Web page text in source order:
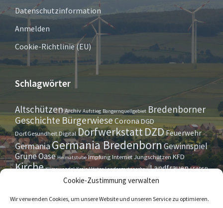
Cookie-Zustimmung verwalten
Wir verwenden Cookies, um unsere Website und unseren Service zu optimieren.
Datenschutzinformation
Anmelden
Cookie-Richtlinie (EU)
Schlagwörter
AltschützenArchiv Aufstieg Bangernquellgebiet Bredenborner
Geschichte Bürgerwiese CoronaDGD
Dorf.Gesundheit.Digital DorfwerkstattDZDFeuerwehr
GermaniaGermania BredenbornGewinnspiel
Grüne Oase Heimatstube ImpfungInternetJungschützenKFD
Kirche Klimawandel Kreis Höxter Landesgartenschau Landfrauen LEADER
Maurer- u. HandwerkervereinOktoberfest
Straßensperrung Tennis Theatergruppe Tipps & Tricks